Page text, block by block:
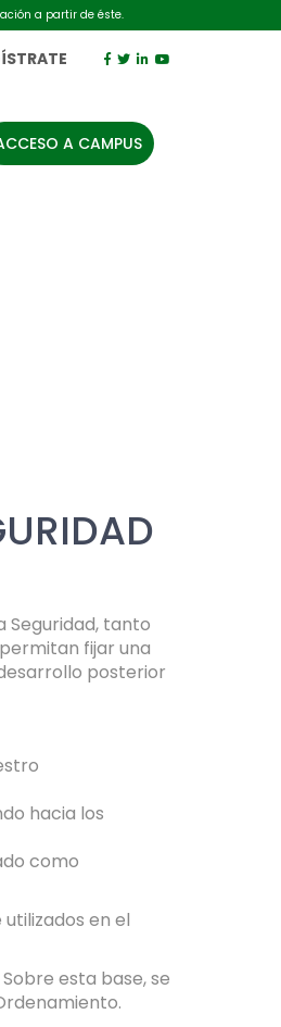
a partir de éste.
A CAMPUS
Seguridad, tanto
fijar una
posterior
hacia los
como
en el
esta base, se